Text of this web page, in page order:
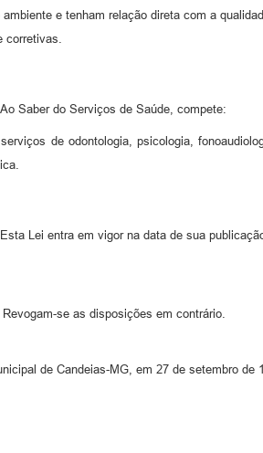
ambiente e tenham relação direta com a
corretivas.
Ao Saber do Serviços de Saúde, compete:
de odontologia, psicologia,
Esta Lei entra em vigor na data de sua
Revogam-se as disposições em contrário.
de Candeias-MG, em 27 de setembro de